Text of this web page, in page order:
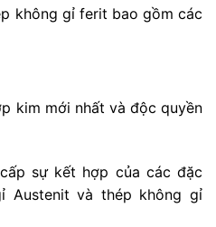
không gỉ ferit bao gồm các
kim mới nhất và độc quyền
sự kết hợp của các đặc
Austenit và thép không gỉ